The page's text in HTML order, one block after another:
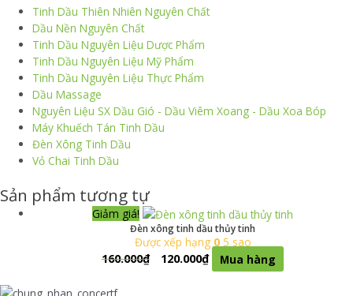
Tinh Dầu Thiên Nhiên Nguyên Chất
Dầu Nền Nguyên Chất
Tinh Dầu Nguyên Liệu Dược Phẩm
Tinh Dầu Nguyên Liệu Mỹ Phẩm
Tinh Dầu Nguyên Liệu Thực Phẩm
Dầu Massage
Nguyên Liệu SX Dầu Gió - Dầu Viêm Xoang - Dầu Xoa Bóp
Máy Khuếch Tán Tinh Dầu
Đèn Xông Tinh Dầu
Vỏ Chai Tinh Dầu
Sản phẩm tương tự
Giảm giá!
Đèn xông tinh dầu thủy tinh
Được xếp hạng 05 sao
160.000₫ 120.000₫ Mua hàng